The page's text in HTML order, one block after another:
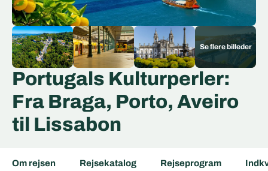
Portugals Kulturperler:
Fra Braga, Porto, Aveiro
til Lissabon
Om rejsen Rejsekatalog Rejseprogram